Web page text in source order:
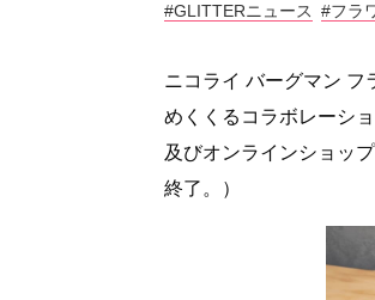
#GLITTERニュース #フラ
ニコライ バーグマン
めくくるコラボレーシ
及びオンラインショッ
終了。）